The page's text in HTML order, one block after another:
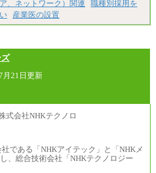
、ネットワーク）関連
職種別採用を
産業医の設置
月21日更新
である「NHKアイテック」と「NHKメ
、総合技術会社「NHKテクノロジー